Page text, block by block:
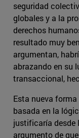
seguridad
globales y a la
derechos
resultado muy
argumentan,
abrazando en su
transaccional,
Esta nueva
basada en la
justificaría desde
argumento de